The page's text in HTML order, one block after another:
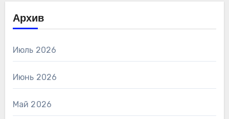
Архив
Июль 2026
Июнь 2026
Май 2026